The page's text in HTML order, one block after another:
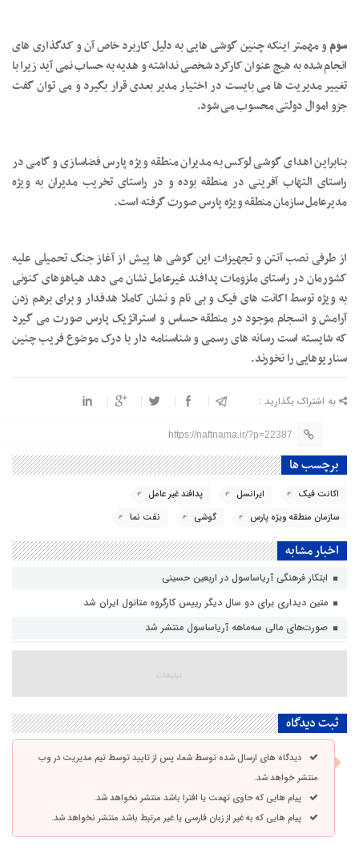
سومو مهمتر اینکه چنین گوشی هایی به دلیل کاربرد خاص آن و کدگذاری های
انجام شده به هیچ عنوان کارکرد شخصی نداشته و هدیه به حساب نمی آید زیرا با
تغییر مدیریت ها می بایست در اختیار مدیر بعدی قرار بگیرد و می توان گفت
جزو اموال دولتی محسوب می شود.
بنابراین اهدای گوشی لوکس به مدیران منطقه ویژه پارس فضاسازی و گامی در
راستای التهاب آفرینی در منطقه بوده و در راستای تخریب مدیران به ویژه
مدیرعامل سازمان منطقه ویژه پارس صورت گرفته است.
از طرفی نصب آنتن و تجهیزات این گوشی ها پیش از آغاز جنگ تحمیلی علیه
کشورمان در راستای ملزومات پدافند غیرعامل نشان می دهد هیاهوهای کنونی
به ویژه توسط اکانت های فیک و بی نام و نشان کاملا هدفدار و برای برهم زدن
آرامش و انسجام موجود در منطقه حساس و استراتژیک پارس صورت می گیرد
که شایسته است رسانه های رسمی و شناسنامه دار با درک موضوع فریب چنین
سناریوهایی را نخورند.
به اشتراک بگذارید :
https://naftnama.ir/?p=22387
برچسب ها
اکانت فیک ایرانسل
پدافند غیر عامل
سازمان منطقه ویژه پارس
گوشی نفت نما
اخبار مشابه
ابتکار فرهنگی آریاساسول در اربعین حسینی
متین دیداری برای دو سال دیگر رییس کارگروه متانول ایران شد
صورت‌های مالی سه‌ماهه آریاساسول منتشر شد
ثبت دیدگاه
دیدگاه های ارسال شده توسط شما، پس از تایید توسط تیم مدیریت در وب
منتشر خواهد شد.
پیام هایی که حاوی تهمت یا افترا باشد منتشر نخواهد شد.
پیام هایی که به غیر از زبان فارسی یا غیر مرتبط باشد منتشر نخواهد شد.